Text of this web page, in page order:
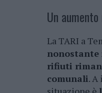
Un
La TARI a
nonostante
rifiuti
comunali.